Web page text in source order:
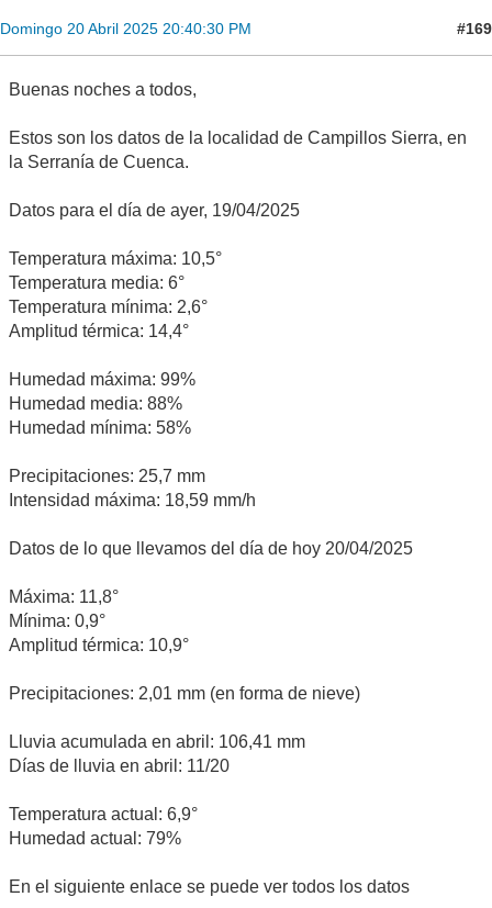
Domingo 20 Abril 2025 20:40:30 PM #169
Buenas noches a todos,
Estos son los datos de la localidad de Campillos Sierra, en
la Serranía de Cuenca.
Datos para el día de ayer, 19/04/2025
Temperatura máxima: 10,5°
Temperatura media: 6°
Temperatura mínima: 2,6°
Amplitud térmica: 14,4°
Humedad máxima: 99%
Humedad media: 88%
Humedad mínima: 58%
Precipitaciones: 25,7 mm
Intensidad máxima: 18,59 mm/h
Datos de lo que llevamos del día de hoy 20/04/2025
Máxima: 11,8°
Mínima: 0,9°
Amplitud térmica: 10,9°
Precipitaciones: 2,01 mm (en forma de nieve)
Lluvia acumulada en abril: 106,41 mm
Días de lluvia en abril: 11/20
Temperatura actual: 6,9°
Humedad actual: 79%
En el siguiente enlace se puede ver todos los datos